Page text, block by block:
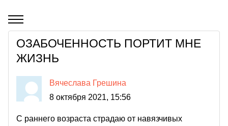
ОЗАБОЧЕННОСТЬ ПОРТИТ МНЕ
ЖИЗНЬ
Вячеслава Грешина
8 октября 2021, 15:56
С раннего возраста страдаю от навязчивых